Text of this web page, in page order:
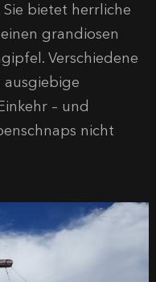
bietet herrliche
grandiosen
Verschiedene
– und
nicht